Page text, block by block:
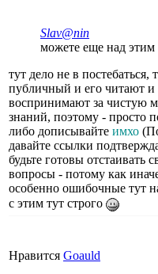
Slav@nin
можете еще над этим
тут дело не в
публичный и его читают и
воспринимают за чистую
знаний, поэтому - просто
либо дописывайте имхо
давайте ссылки
будьте готовы отстаивать
вопросы - потому как
особенно ошибочные тут
с этим тут строго
Нравится Goauld